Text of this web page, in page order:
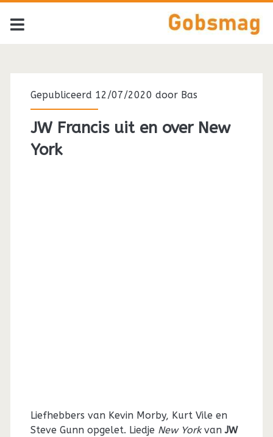
Gepubliceerd 12/07/2020 door Bas
JW Francis uit en over New
York
Liefhebbers van Kevin Morby, Kurt Vile en
Steve Gunn opgelet. Liedje New YorkvanJW